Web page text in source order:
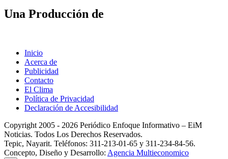
Una Producción de
Inicio
Acerca de
Publicidad
Contacto
El Clima
Política de Privacidad
Declaración de Accesibilidad
Copyright 2005 - 2026 Periódico Enfoque Informativo – EiM
Noticias. Todos Los Derechos Reservados.
Tepic, Nayarit. Teléfonos: 311-213-01-65 y 311-234-84-56.
Concepto, Diseño y Desarrollo: Agencia Multieconomico